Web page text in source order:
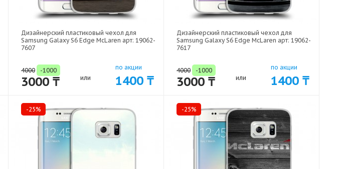
Дизайнерский пластиковый чехол для
Samsung Galaxy S6 Edge McLaren арт: 19062-
7607
4000 -1000
3000 ₸ или
по акции
1400 ₸
Дизайнерский пластиковый чехол для
Samsung Galaxy S6 Edge McLaren арт: 19062-
7617
4000 -1000
3000 ₸ или
по акции
1400 ₸
-25% -25%